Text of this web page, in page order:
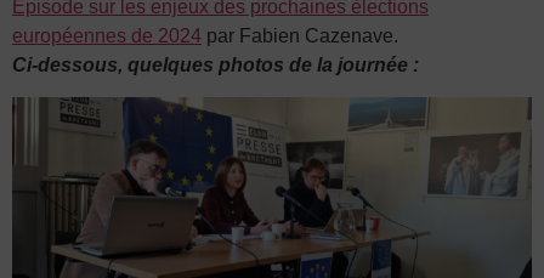
Épisode sur les enjeux des prochaines élections
européennes de 2024 par Fabien Cazenave.
Ci-dessous, quelques photos de la journée :